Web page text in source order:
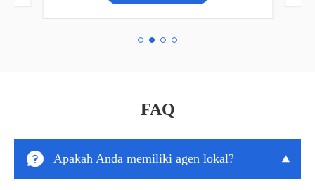
FAQ
 Apakah Anda memiliki agen lokal? 